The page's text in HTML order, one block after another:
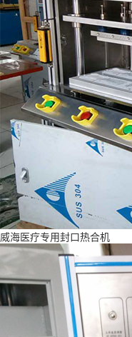
威海医疗专用封口热合机